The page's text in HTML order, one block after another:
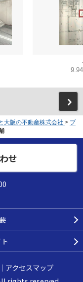
大阪の不動産株式会社 > ブ
せ
アクセスマップ